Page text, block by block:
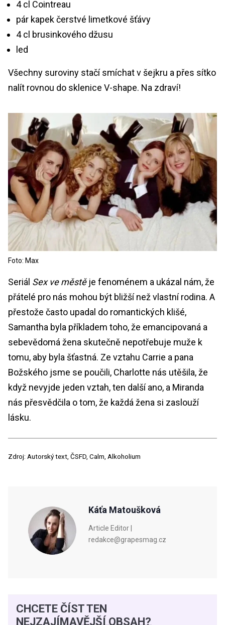
4 cl Cointreau
pár kapek čerstvé limetkové šťávy
4 cl brusinkového džusu
led
Všechny suroviny stačí smíchat v šejkru a přes sítko
nalít rovnou do sklenice V-shape. Na zdraví!
Foto: Max
Seriál Sex ve městěje fenoménem a ukázal nám, že
přátelé pro nás mohou být bližší než vlastní rodina. A
přestože často upadal do romantických klišé,
Samantha byla příkladem toho, že emancipovaná a
sebevědomá žena skutečně nepotřebuje muže k
tomu, aby byla šťastná. Ze vztahu Carrie a pana
Božského jsme se poučili, Charlotte nás utěšila, že
když nevyjde jeden vztah, ten další ano, a Miranda
nás přesvědčila o tom, že každá žena si zaslouží
lásku.
Zdroj: Autorský text, ČSFD, Calm, Alkoholium
Káťa Matoušková
Article Editor |
redakce@grapesmag.cz
CHCETE ČÍST TEN
NEJZAJÍMAVĚJŠÍ OBSAH?